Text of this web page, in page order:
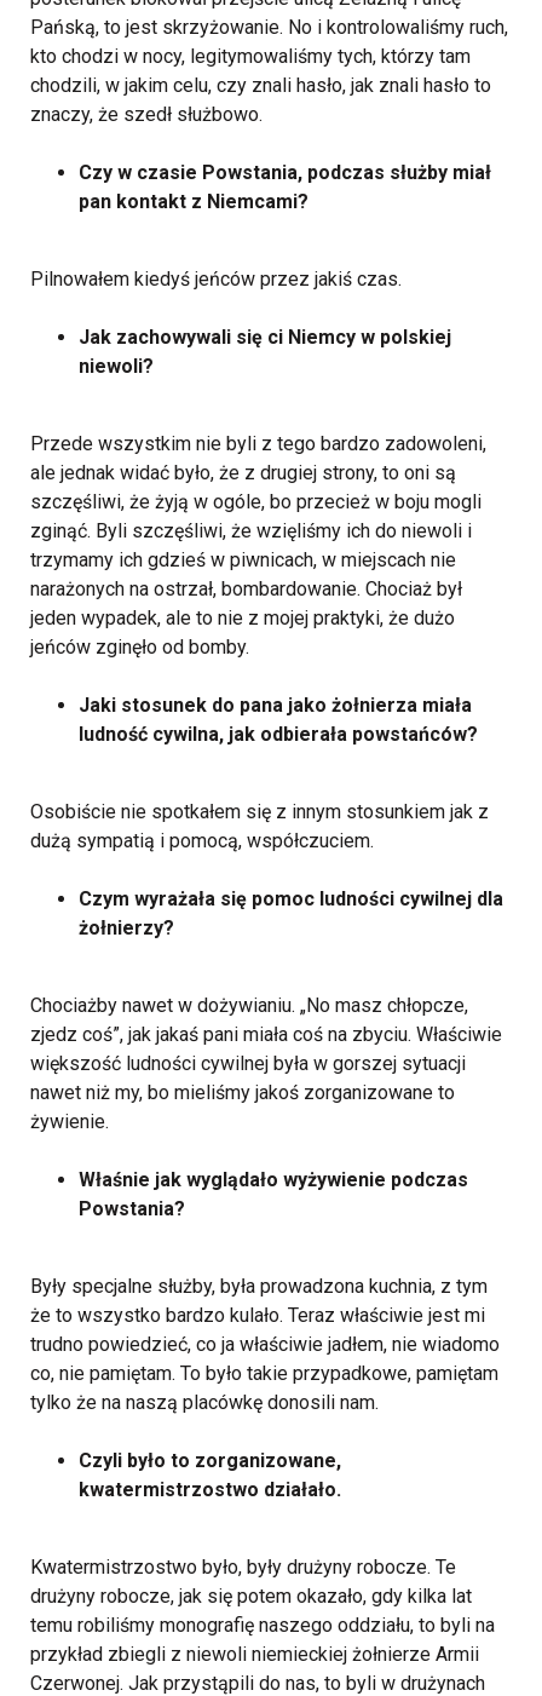
Pańską, to jest skrzyżowanie. No i kontrolowaliśmy ruch,
kto chodzi w nocy, legitymowaliśmy tych, którzy tam
chodzili, w jakim celu, czy znali hasło, jak znali hasło to
znaczy, że szedł służbowo.
Czy w czasie Powstania, podczas służby miał
pan kontakt z Niemcami?
Pilnowałem kiedyś jeńców przez jakiś czas.
Jak zachowywali się ci Niemcy w polskiej
niewoli?
Przede wszystkim nie byli z tego bardzo zadowoleni,
ale jednak widać było, że z drugiej strony, to oni są
szczęśliwi, że żyją w ogóle, bo przecież w boju mogli
zginąć. Byli szczęśliwi, że wzięliśmy ich do niewoli i
trzymamy ich gdzieś w piwnicach, w miejscach nie
narażonych na ostrzał, bombardowanie. Chociaż był
jeden wypadek, ale to nie z mojej praktyki, że dużo
jeńców zginęło od bomby.
Jaki stosunek do pana jako żołnierza miała
ludność cywilna, jak odbierała powstańców?
Osobiście nie spotkałem się z innym stosunkiem jak z
dużą sympatią i pomocą, współczuciem.
Czym wyrażała się pomoc ludności cywilnej dla
żołnierzy?
Chociażby nawet w dożywianiu. „No masz chłopcze,
zjedz coś”, jak jakaś pani miała coś na zbyciu. Właściwie
większość ludności cywilnej była w gorszej sytuacji
nawet niż my, bo mieliśmy jakoś zorganizowane to
żywienie.
Właśnie jak wyglądało wyżywienie podczas
Powstania?
Były specjalne służby, była prowadzona kuchnia, z tym
że to wszystko bardzo kulało. Teraz właściwie jest mi
trudno powiedzieć, co ja właściwie jadłem, nie wiadomo
co, nie pamiętam. To było takie przypadkowe, pamiętam
tylko że na naszą placówkę donosili nam.
Czyli było to zorganizowane,
kwatermistrzostwo działało.
Kwatermistrzostwo było, były drużyny robocze. Te
drużyny robocze, jak się potem okazało, gdy kilka lat
temu robiliśmy monografię naszego oddziału, to byli na
przykład zbiegli z niewoli niemieckiej żołnierze Armii
Czerwonej. Jak przystąpili do nas, to byli w drużynach